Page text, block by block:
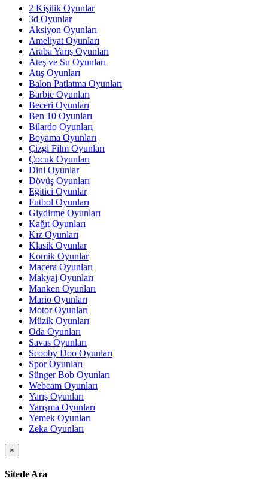
2 Kişilik Oyunlar
3d Oyunlar
Aksiyon Oyunları
Ameliyat Oyunları
Araba Yarış Oyunları
Ateş ve Su Oyunları
Atış Oyunları
Balon Patlatma Oyunları
Barbie Oyunları
Beceri Oyunları
Ben 10 Oyunları
Bilardo Oyunları
Boyama Oyunları
Çizgi Film Oyunları
Çocuk Oyunları
Dini Oyunlar
Dövüş Oyunları
Eğitici Oyunlar
Futbol Oyunları
Giydirme Oyunları
Kağıt Oyunları
Kız Oyunları
Klasik Oyunlar
Komik Oyunlar
Macera Oyunları
Makyaj Oyunları
Manken Oyunları
Mario Oyunları
Motor Oyunları
Müzik Oyunları
Oda Oyunları
Savas Oyunları
Scooby Doo Oyunları
Spor Oyunları
Sünger Bob Oyunları
Webcam Oyunları
Yarış Oyunları
Yarışma Oyunları
Yemek Oyunları
Zeka Oyunları
×
Sitede Ara